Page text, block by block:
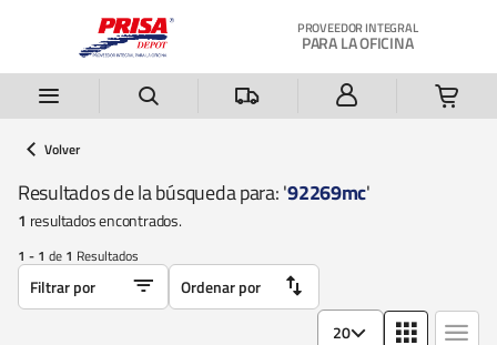
PROVEEDOR INTEGRAL
PARA LA OFICINA
Volver
Resultados de la búsqueda para: '92269mc'
1 resultados encontrados.
1 - 1 de 1 Resultados
20